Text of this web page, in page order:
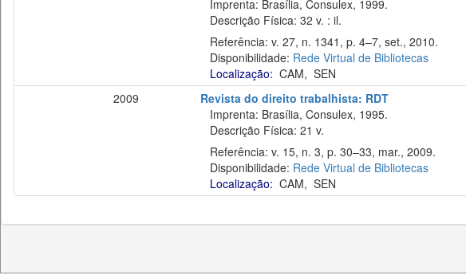
Imprenta: Brasília, Consulex, 1999.
Descrição Física: 32 v. : il.
Referência: v. 27, n. 1341, p. 4–7, set., 2010.
Disponibilidade: Rede Virtual de Bibliotecas
Localização: CAM, SEN
2009
Revista do direito trabalhista: RDT
Imprenta: Brasília, Consulex, 1995.
Descrição Física: 21 v.
Referência: v. 15, n. 3, p. 30–33, mar., 2009.
Disponibilidade: Rede Virtual de Bibliotecas
Localização: CAM, SEN